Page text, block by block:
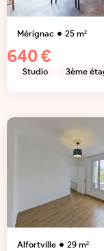
Mérignac 25m²
640 €
Studio 3ème
Alfortville 29m²